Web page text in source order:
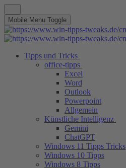
Mobile Menu Toggle
Tipps und Tricks
office-tipps
Excel
Word
Outlook
Powerpoint
Allgemein
Künstliche Intelligenz
Gemini
ChatGPT
Windows 11 Tipps Tricks
Windows 10 Tipps
Windows 8 Tipps